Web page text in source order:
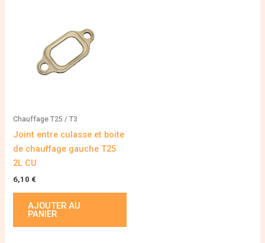
Chauffage T25 / T3
Joint entre culasse et boite
de chauffage gauche T25
2L CU
6,10 €
AJOUTER AU
PANIER